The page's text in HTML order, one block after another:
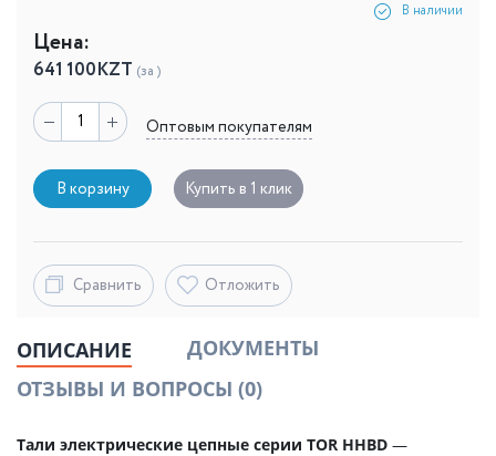
В наличии
Цена:
641 100KZT (за )
Оптовым покупателям
В корзину Купить в 1 клик
Сравнить Отложить
ОПИСАНИЕ
ДОКУМЕНТЫ
ОТЗЫВЫ И ВОПРОСЫ (0)
Тали электрические цепные серии TOR HHBD —